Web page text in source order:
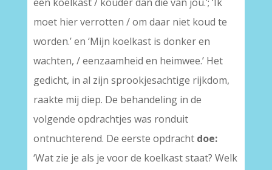
moet hier verrotten / om daar niet koud te
worden.’ en ‘Mijn koelkast is donker en
wachten, / eenzaamheid en heimwee.’ Het
gedicht, in al zijn sprookjesachtige rijkdom,
raakte mij diep. De behandeling in de
volgende opdrachtjes was ronduit
ontnuchterend. De eerste opdracht doe:
‘Wat zie je als je voor de koelkast staat? Welk